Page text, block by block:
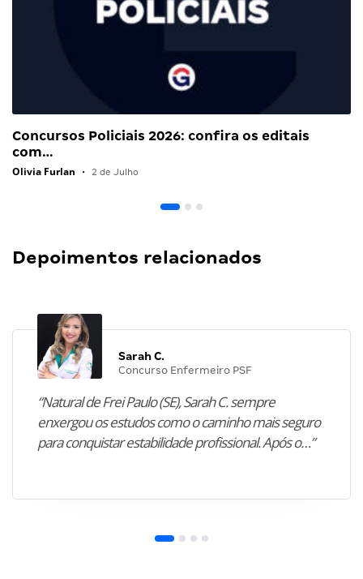
Concursos Policiais 2026: confira os editais
com…
Olivia Furlan • 2 de Julho
Depoimentos relacionados
Sarah C.
Concurso Enfermeiro PSF
“Natural de Frei Paulo (SE), Sarah C. sempre
enxergou os estudos como o caminho mais seguro
para conquistar estabilidade profissional. Após o…”